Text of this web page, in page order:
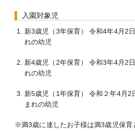
入園対象児
新3歳児（3年保育） 令和4年4月2
れの幼児
新4歳児（2年保育） 令和3年4月2
れの幼児
新5歳児（1年保育） 令和２年4月2
まれの幼児
※満3歳に達したお子様は満3歳児保育